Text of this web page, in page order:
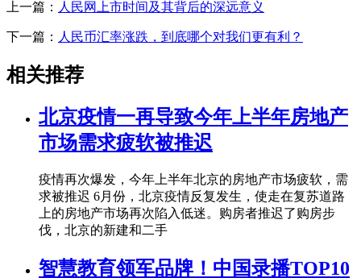
上一篇： 人民网上市时间及其背后的深远意义
下一篇： 人民币汇率涨跌，到底哪个对我们更有利？
相关推荐
北京疫情一再导致今年上半年房地产
市场需求疲软被推迟
疫情再次爆发，今年上半年北京的房地产市场疲软，需
求被推迟 6月份，北京疫情反复发生，使走在复苏道路
上的房地产市场再次陷入低迷。购房者推迟了购房步
伐，北京的新建和二手
智慧教育领军品牌！中国录播TOP10